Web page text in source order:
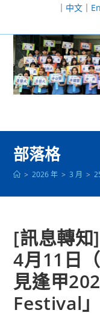
至
｜ 中文｜
部落格
> 2026 年 > 3 月 >
[訊息轉
4月11日
見逢甲
Festival